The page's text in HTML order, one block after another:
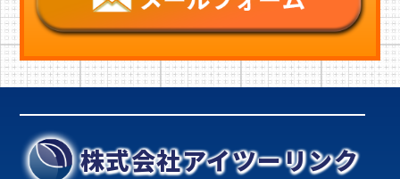
株式会社アイツーリンク